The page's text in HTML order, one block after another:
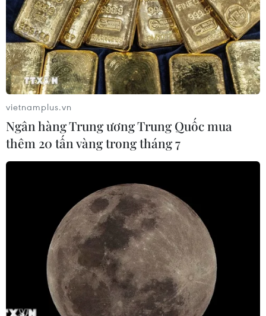
vietnamplus.vn
Ngân hàng Trung ương Trung Quốc mua
thêm 20 tấn vàng trong tháng 7